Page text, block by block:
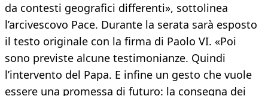
da contesti geografici differenti», sottolinea
l’arcivescovo Pace. Durante la serata sarà esposto
il testo originale con la firma di Paolo VI. «Poi
sono previste alcune testimonianze. Quindi
l’intervento del Papa. E infine un gesto che vuole
essere una promessa di futuro: la consegna dei